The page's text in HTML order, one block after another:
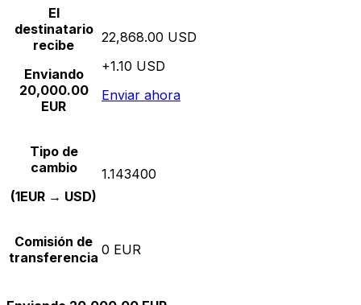
El
destinatario
recibe
Enviando
20,000.00
EUR
22,868.00 USD
+1.10 USD
Enviar ahora
Tipo de
cambio
(1EUR → USD)
1.143400
Comisión de
transferencia 0 EUR